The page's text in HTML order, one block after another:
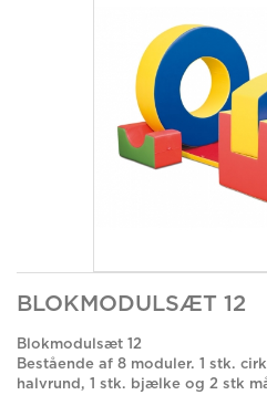
BLOKMODULSÆT 12
Blokmodulsæt 12
Bestående af 8 moduler. 1 stk.
halvrund, 1 stk. bjælke og 2 stk